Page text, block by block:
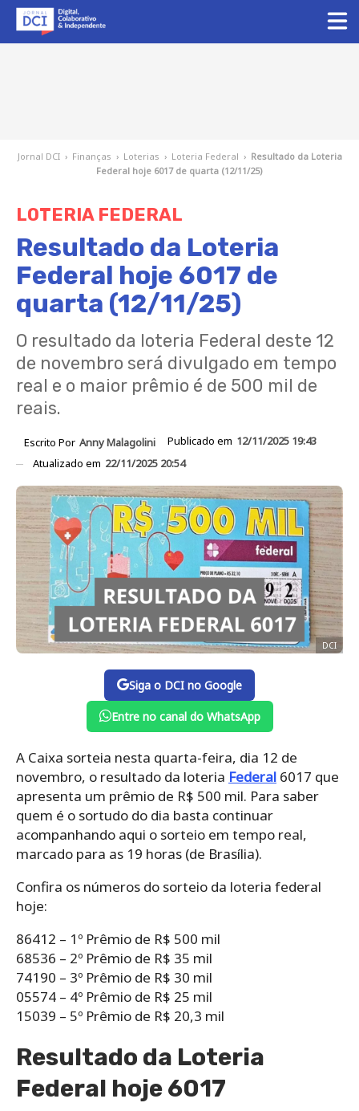
Jornal DCI › Finanças › Loterias › Loteria Federal › Resultado da Loteria
Federal hoje 6017 de quarta (12/11/25)
LOTERIA FEDERAL
Resultado da Loteria
Federal hoje 6017 de
quarta (12/11/25)
O resultado da loteria Federal deste 12
de novembro será divulgado em tempo
real e o maior prêmio é de 500 mil de
reais.
Escrito Por Anny Malagolini Publicado em 12/11/2025 19:43
Atualizado em 22/11/2025 20:54
DCI
Siga o DCI no Google
Entre no canal do WhatsApp
A Caixa sorteia nesta quarta-feira, dia 12 de
novembro, o resultado da loteria Federal 6017 que
apresenta um prêmio de R$ 500 mil. Para saber
quem é o sortudo do dia basta continuar
acompanhando aqui o sorteio em tempo real,
marcado para as 19 horas (de Brasília).
Confira os números do sorteio da loteria federal
hoje:
86412 – 1º Prêmio de R$ 500 mil
68536 – 2º Prêmio de R$ 35 mil
74190 – 3º Prêmio de R$ 30 mil
05574 – 4º Prêmio de R$ 25 mil
15039 – 5º Prêmio de R$ 20,3 mil
Resultado da Loteria
Federal hoje 6017